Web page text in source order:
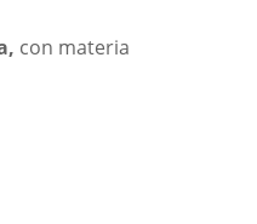
con materia